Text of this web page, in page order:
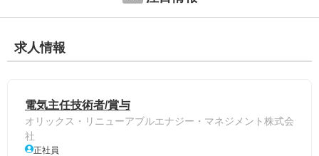
求人情報
電気主任技術者/賞与
オリックス・リニューアブルエナジー・マネジメント株式会
社
正社員